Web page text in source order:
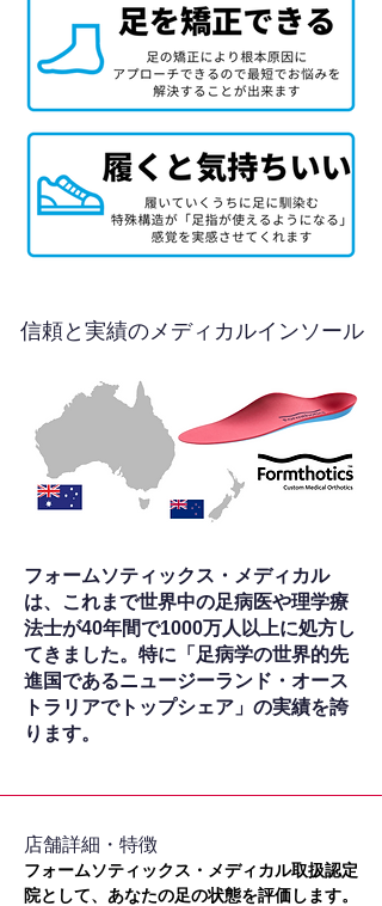
信頼と実績のメディカルインソール
フォームソティックス・メディカル
は、これまで世界中の足病医や理学療
法士が40年間で1000万人以上に処方し
てきました。特に「足病学の世界的先
進国であるニュージーランド・オース
トラリアでトップシェア」の実績を誇
ります。
​店舗詳細・特徴
フォームソティックス・メディカル取扱認定
院として、あなたの足の状態を評価します。